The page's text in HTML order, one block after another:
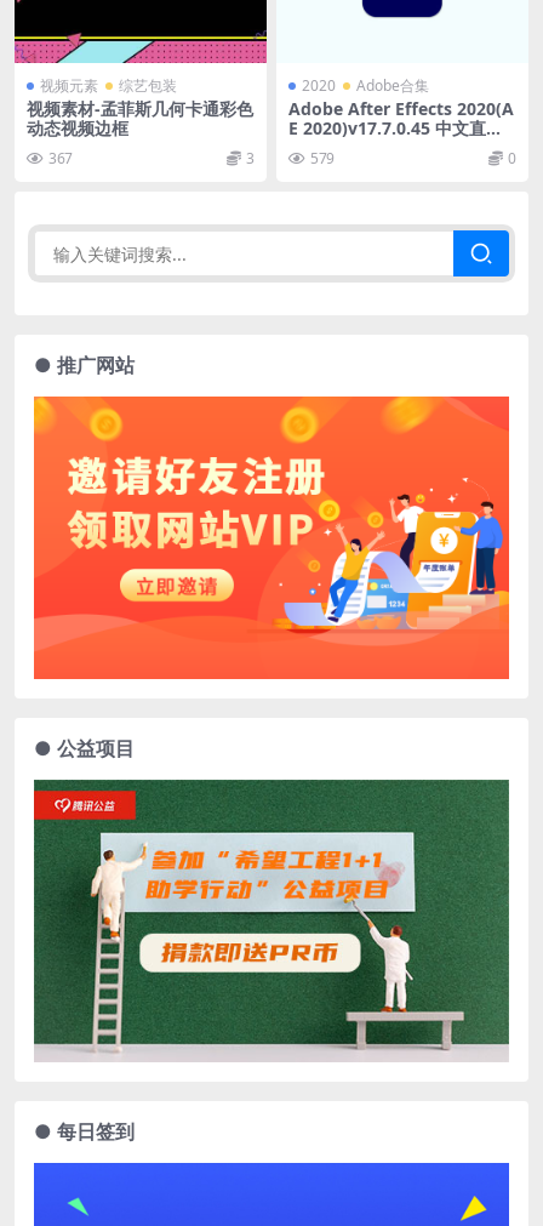
视频元素 综艺包装
视频素材-孟菲斯几何卡通彩色
动态视频边框
367 3
2020 Adobe合集
Adobe After Effects 2020(A
E 2020)v17.7.0.45 中文直装
版 579 0
● 推广网站
● 公益项目
● 每日签到